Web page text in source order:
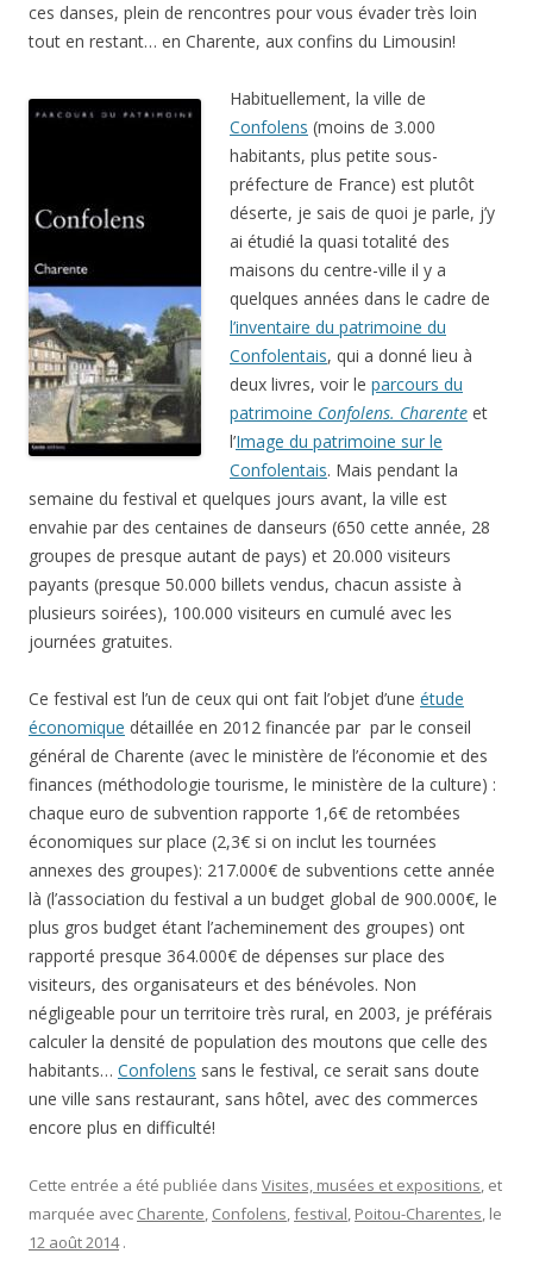
ces danses, plein de rencontres pour vous évader très loin
tout en restant… en Charente, aux confins du Limousin!
Habituellement, la ville de
Confolens (moins de 3.000
habitants, plus petite sous-
préfecture de France) est plutôt
déserte, je sais de quoi je parle, j’y
ai étudié la quasi totalité des
maisons du centre-ville il y a
quelques années dans le cadre de
l’inventaire du patrimoine du
Confolentais, qui a donné lieu à
deux livres, voir le parcours du
patrimoine Confolens. Charente et
l’Image du patrimoine sur le
Confolentais. Mais pendant la
semaine du festival et quelques jours avant, la ville est
envahie par des centaines de danseurs (650 cette année, 28
groupes de presque autant de pays) et 20.000 visiteurs
payants (presque 50.000 billets vendus, chacun assiste à
plusieurs soirées), 100.000 visiteurs en cumulé avec les
journées gratuites.
Ce festival est l’un de ceux qui ont fait l’objet d’une étude
économique détaillée en 2012 financée par par le conseil
général de Charente (avec le ministère de l’économie et des
finances (méthodologie tourisme, le ministère de la culture) :
chaque euro de subvention rapporte 1,6€ de retombées
économiques sur place (2,3€ si on inclut les tournées
annexes des groupes): 217.000€ de subventions cette année
là (l’association du festival a un budget global de 900.000€, le
plus gros budget étant l’acheminement des groupes) ont
rapporté presque 364.000€ de dépenses sur place des
visiteurs, des organisateurs et des bénévoles. Non
négligeable pour un territoire très rural, en 2003, je préférais
calculer la densité de population des moutons que celle des
habitants… Confolens sans le festival, ce serait sans doute
une ville sans restaurant, sans hôtel, avec des commerces
encore plus en difficulté!
Cette entrée a été publiée dans Visites, musées et expositions, et
marquée avec Charente, Confolens,festival, Poitou-Charentes, le
12 août 2014 .